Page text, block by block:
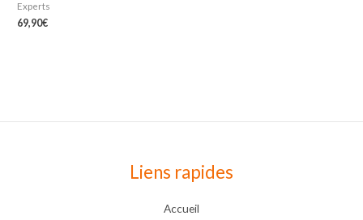
Experts
69,90€
Liens rapides
Accueil